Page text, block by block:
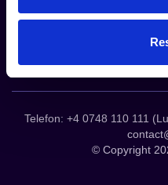
Politica Cookies
Telefon: +4 0748 110 111
© Copyright